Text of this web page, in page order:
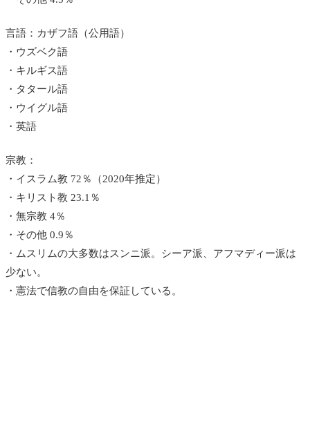
言語：カザフ語（公用語）
・ウズベク語
・キルギス語
・タタール語
・ウイグル語
・英語
宗教：
・イスラム教 72％（2020年推定）
・キリスト教 23.1％
・無宗教 4％
・その他 0.9％
・ムスリムの大多数はスンニ派。シーア派、アフマディー派は
少ない。
・憲法で信教の自由を保証している。